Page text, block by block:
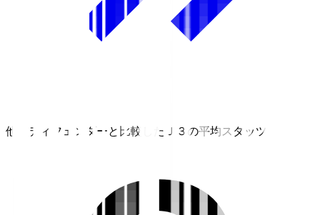
他のディフェンダーと比較したＪ３の平均スタッツ